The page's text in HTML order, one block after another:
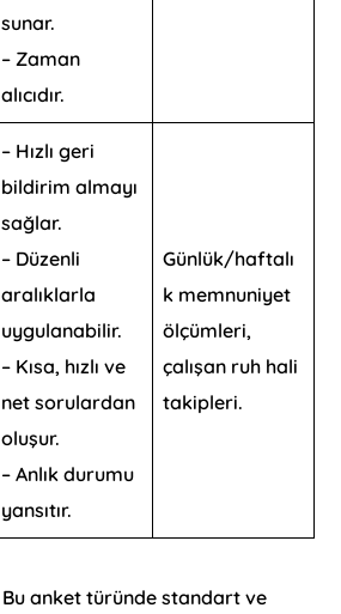
sunar.
– Zaman
alıcıdır.
– Hızlı geri
bildirim almayı
sağlar.
– Düzenli
aralıklarla
uygulanabilir.
– Kısa, hızlı ve
net sorulardan
oluşur.
– Anlık durumu
yansıtır.
Günlük/haftalı
k memnuniyet
ölçümleri,
çalışan ruh hali
takipleri.
Bu anket türünde standart ve